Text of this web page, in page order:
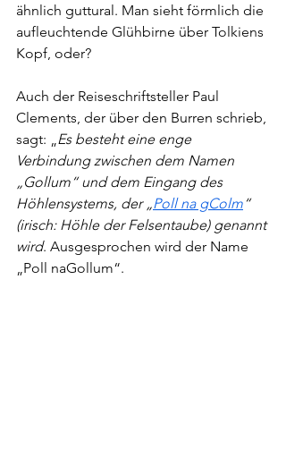
ähnlich guttural. Man sieht förmlich die
aufleuchtende Glühbirne über Tolkiens
Kopf, oder?
Auch der Reiseschriftsteller Paul
Clements, der über den Burren schrieb,
sagt: „Es besteht eine enge
Verbindung zwischen dem Namen
„Gollum“ und dem Eingang des
Höhlensystems, der „Poll na gColm“
(irisch: Höhle der Felsentaube) genannt
wird. Ausgesprochen wird der Name
„Poll naGollum“.